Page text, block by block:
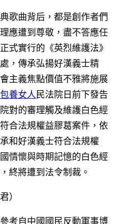
曲背后，都是創作者們
應遭到尊敬，盡不答應任
式實行的《英烈維護法》
，傳承弘揚好漢義士精
主義焦點價值不雅將施展
包養女人民法院日前下發告
對的審理觸及維護白色經
合法規權益膠葛案件，依
和好漢義士符合法規權
情懷與時期記憶的白色經
終將遭到法令制裁。
）
自中國國民反動軍事博